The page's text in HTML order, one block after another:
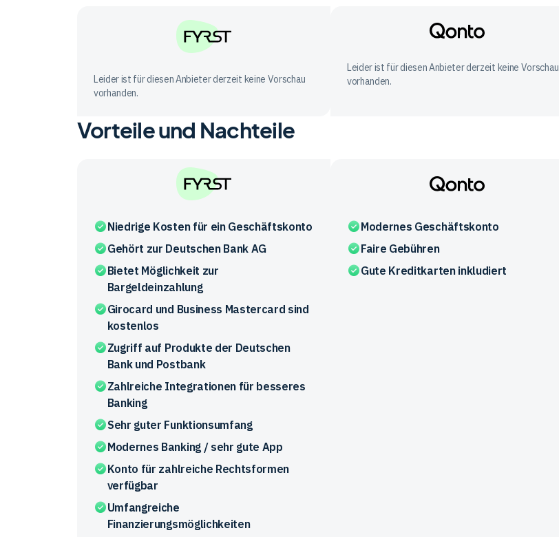
Leider ist für diesen Anbieter derzeit keine Vorschau
vorhanden.
Leider ist für diesen Anbieter derzeit keine Vorschau
vorhanden.
Vorteile und Nachteile
Niedrige Kosten für ein Geschäftskonto
Gehört zur Deutschen Bank AG
Bietet Möglichkeit zur
Bargeldeinzahlung
Girocard und Business Mastercard sind
kostenlos
Zugriff auf Produkte der Deutschen
Bank und Postbank
Zahlreiche Integrationen für besseres
Banking
Sehr guter Funktionsumfang
Modernes Banking / sehr gute App
Konto für zahlreiche Rechtsformen
verfügbar
Umfangreiche
Finanzierungsmöglichkeiten
Modernes Geschäftskonto
Faire Gebühren
Gute Kreditkarten inkludiert